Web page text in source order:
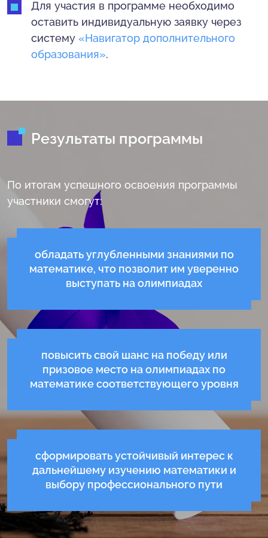
Для участия в программе необходимо
оставить индивидуальную заявку через
систему «Навигатор дополнительного
образования».
Результаты программы
По итогам успешного освоения программы
участники смогут:
обладать углубленными знаниями по
математике, что позволит им уверенно
выступать на олимпиадах
повысить свой шанс на победу или
призовое место на олимпиадах по
математике соответствующего уровня
сформировать устойчивый интерес к
дальнейшему изучению математики и
выбору профессионального пути